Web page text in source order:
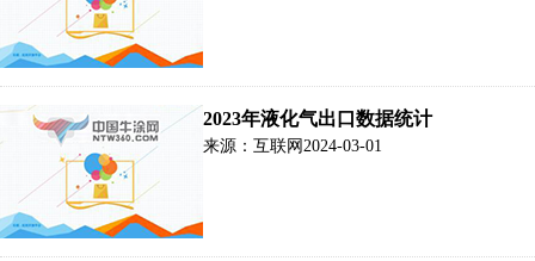
2023年液化气出口数据统计
来源：互联网 2024-03-01